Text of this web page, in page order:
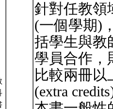
針對任教領
(一個學期)
括學生與教
學員合作，
比較兩冊
(extra